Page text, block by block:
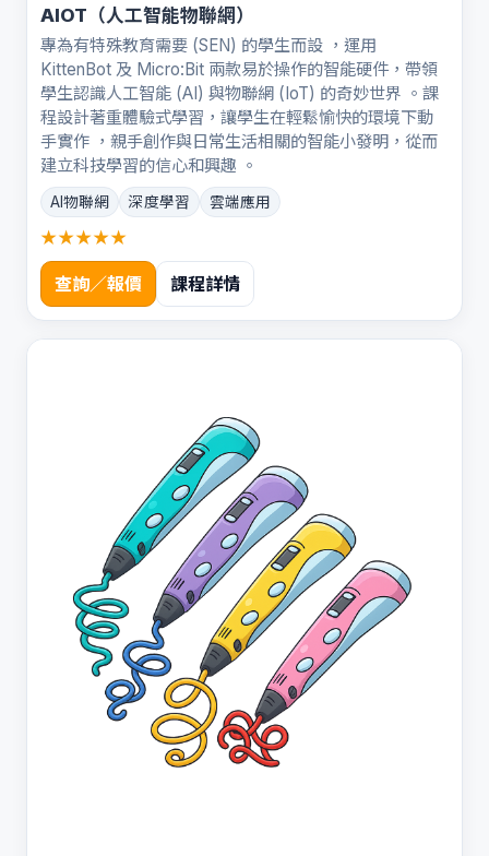
AIOT（人工智能物聯網）
專為有特殊教育需要 (SEN) 的學生而設 ，運用
KittenBot 及 Micro:Bit 兩款易於操作的智能硬件，帶領
學生認識人工智能 (AI) 與物聯網 (IoT) 的奇妙世界 。課
程設計著重體驗式學習，讓學生在輕鬆愉快的環境下動
手實作 ，親手創作與日常生活相關的智能小發明，從而
建立科技學習的信心和興趣 。
AI物聯網 深度學習 雲端應用
★★★★★
查詢／報價 課程詳情